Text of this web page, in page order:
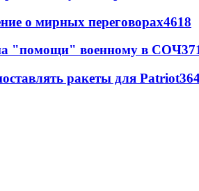
о мирных переговорах4618
"помощи" военному в СОЧ
ракеты для Patriot